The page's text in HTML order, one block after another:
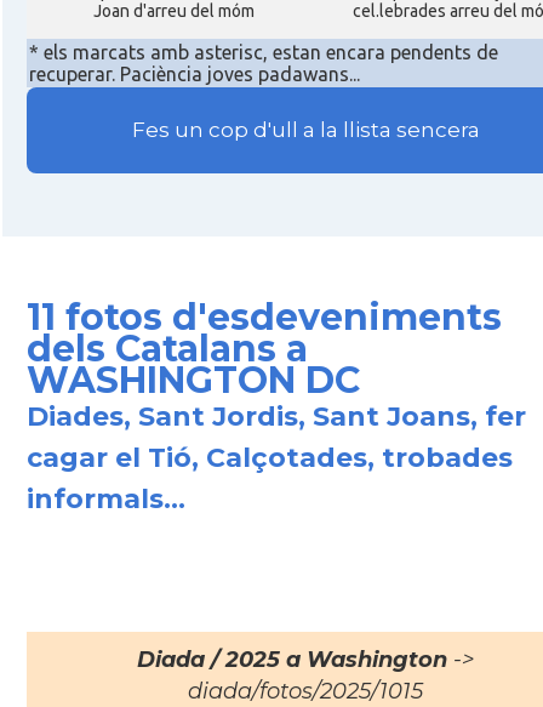
Joan d'arreu del móm
cel.lebrades arreu del
* els marcats amb asterisc, estan encara pendents de
recuperar. Paciència joves padawans...
Fes un cop d'ull a la llista sencera
11 fotos d'esdeveniments
dels Catalans a
WASHINGTON DC
Diades, Sant Jordis, Sant Joans, fer
cagar el Tió, Calçotades, trobades
informals...
Diada / 2025 a Washington ->
diada/fotos/2025/1015